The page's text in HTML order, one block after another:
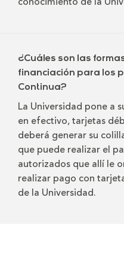
¿Cuáles son las
financiación para los
Continua?
La Universidad pone a
en efectivo, tarjetas
deberá generar su
que puede realizar el
autorizados que allí le
realizar pago con
de la Universidad.